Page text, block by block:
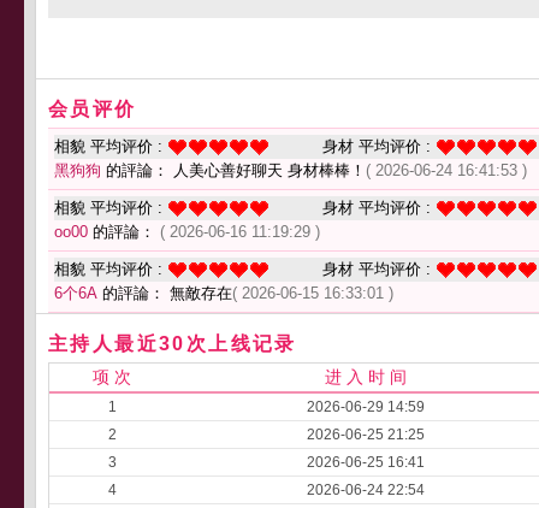
会员评价
相貌 平均评价 :
身材 平均评价 :
黑狗狗 的評論： 人美心善好聊天 身材棒棒！ ( 2026-06-24 16:41:53 )
相貌 平均评价 :
身材 平均评价 :
oo00 的評論： ( 2026-06-16 11:19:29 )
相貌 平均评价 :
身材 平均评价 :
6个6A 的評論： 無敵存在( 2026-06-15 16:33:01 )
主持人最近30次上线记录
项 次 进 入 时 间
1
2026-06-29 14:59
2
2026-06-25 21:25
3
2026-06-25 16:41
4
2026-06-24 22:54